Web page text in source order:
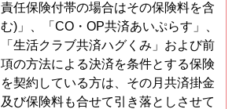
責任保険付帯の場合はその保険料を含
む)」、「CO・OP共済あいぷらす」、
「生活クラブ共済ハグくみ」および前
項の方法による決済を条件とする保険
を契約している方は、その月共済掛金
及び保険料も合せて引き落としさせて